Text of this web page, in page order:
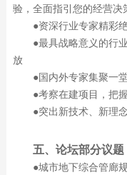
验，全面指引您的经营决
●资深行业专家精彩
●最具战略意义的行
放
●国内外专家集聚一
●考察在建项目，把
●突出新技术、新理
五、论坛部分议题
●城市地下综合管廊